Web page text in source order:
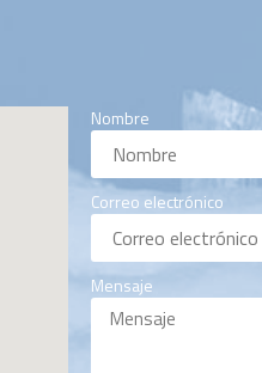
Nombre
Correo electrónico
Mensaje